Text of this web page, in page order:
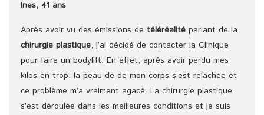
Ines, 41 ans
Après avoir vu des émissions de téléréalité parlant de la
chirurgie plastique, j’ai décidé de contacter la Clinique
pour faire un bodylift. En effet, après avoir perdu mes
kilos en trop, la peau de de mon corps s’est relâchée et
ce problème m’a vraiment agacé. La chirurgie plastique
s’est déroulée dans les meilleures conditions et je suis